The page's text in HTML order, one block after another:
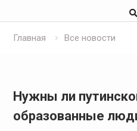
Главная Все новости
Нужны ли
образованные